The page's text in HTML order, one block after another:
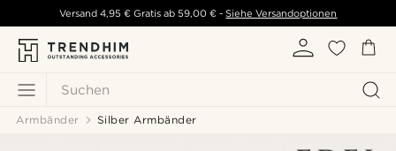
Suchen
Versand 4,95 € Gratis ab59,00 € - Siehe Versandoptionen
Armbänder Silber Armbänder